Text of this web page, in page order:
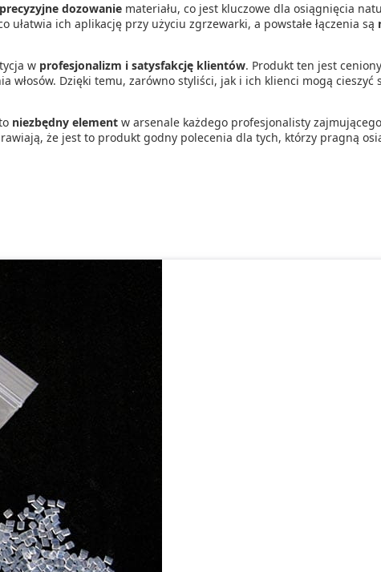
precyzyjne dozowanie materiału, co jest kluczowe dla osiągnięcia
ułatwia ich aplikację przy użyciu zgrzewarki, a powstałe łączenia są
w profesjonalizm i satysfakcję klientów. Produkt ten jest
włosów. Dzięki temu, zarówno styliści, jak i ich klienci mogą
niezbędny element w arsenale każdego profesjonalisty
że jest to produkt godny polecenia dla tych, którzy pragną